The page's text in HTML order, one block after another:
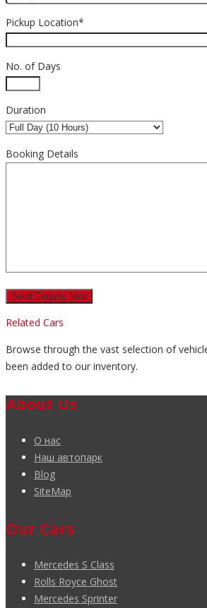
Pickup Location*
No. of Days
Duration
Booking Details
Related Cars
Browse through the vast selection of
been added to our inventory.
About Us
О нас
Наш автопарк
Blog
SiteMap
Our Cars
Mercedes S Class
Rolls Royce Ghost
Mercedes Sprinter